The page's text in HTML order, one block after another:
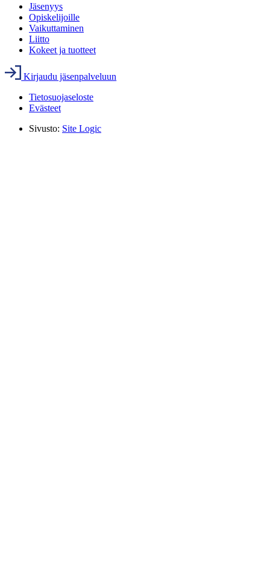
Jäsenyys
Opiskelijoille
Vaikuttaminen
Liitto
Kokeet ja tuotteet
Kirjaudu jäsenpalveluun
Tietosuojaseloste
Evästeet
Sivusto: Site Logic